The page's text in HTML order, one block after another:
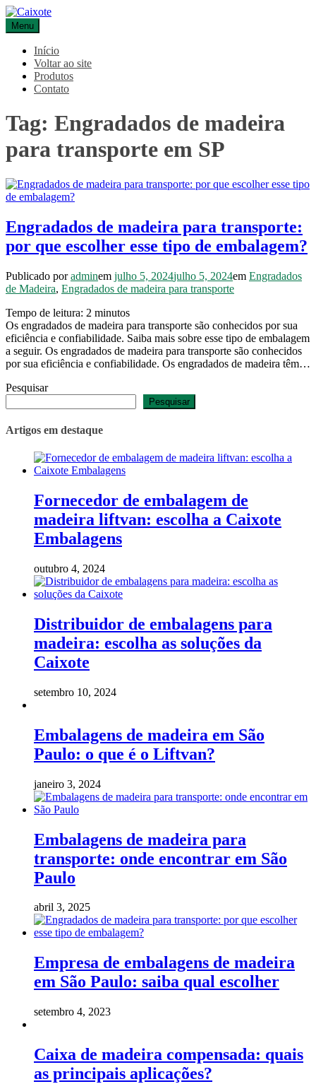
Pular
para
o
conteúdo
Caixote
Blog – Caixote
Menu
Início
Voltar ao site
Produtos
Contato
Tag: Engradados de madeira
para transporte em SP
Engradados de madeira para transporte:
por que escolher esse tipo de embalagem?
Publicado poradminem julho 5, 2024julho 5, 2024em Engradados
de Madeira, Engradados de madeira para transporte
Tempo de leitura: 2 minutos
Os engradados de madeira para transporte são conhecidos por sua
eficiência e confiabilidade. Saiba mais sobre esse tipo de embalagem
a seguir. Os engradados de madeira para transporte são conhecidos
por sua eficiência e confiabilidade. Os engradados de madeira têm…
Pesquisar
Pesquisar
Artigos em destaque
Fornecedor de embalagem de
madeira liftvan: escolha a Caixote
Embalagens
outubro 4, 2024
Distribuidor de embalagens para
madeira: escolha as soluções da
Caixote
setembro 10, 2024
Embalagens de madeira em São
Paulo: o que é o Liftvan?
janeiro 3, 2024
Embalagens de madeira para
transporte: onde encontrar em São
Paulo
abril 3, 2025
Empresa de embalagens de madeira
em São Paulo: saiba qual escolher
setembro 4, 2023
Caixa de madeira compensada: quais
as principais aplicações?